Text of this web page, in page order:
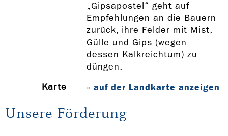
„Gipsapostel“ geht auf
Empfehlungen an die Bauern
zurück, ihre Felder mit Mist,
Gülle und Gips (wegen
dessen Kalkreichtum) zu
düngen.
Karte
» auf der Landkarte anzeigen
Unsere Förderung